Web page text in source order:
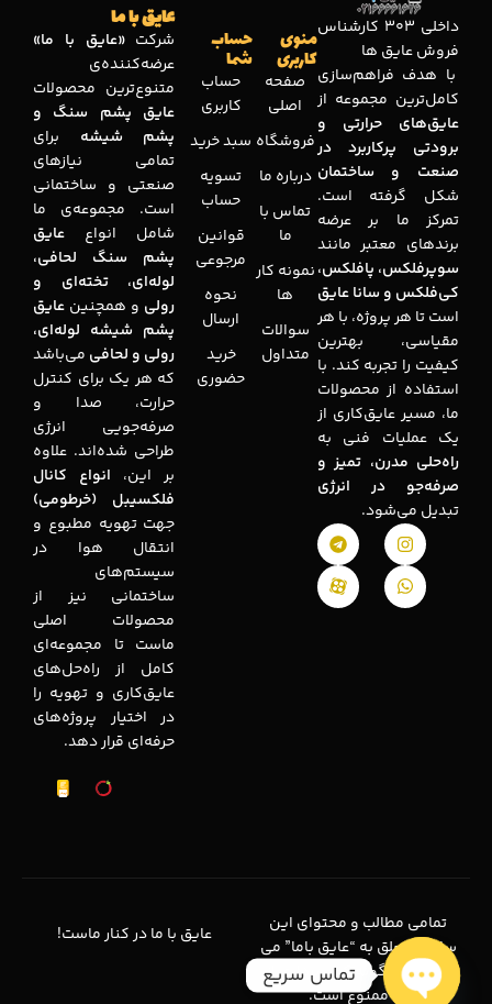
داخلی 303 کارشناس
فروش عایق ها
با هدف فراهم‌سازی
کامل‌ترین مجموعه‌ از
عایق‌های حرارتی و
برودتی پرکاربرد در
صنعت و ساختمان
شکل گرفته است.
تمرکز ما بر عرضه
برندهای معتبر مانند
سوپرفلکس، پافلکس،
کی‌فلکس و سانا عایق
است تا هر پروژه، با هر
مقیاسی، بهترین
کیفیت را تجربه کند. با
استفاده از محصولات
ما، مسیر عایق‌کاری از
یک عملیات فنی به
راه‌حلی مدرن، تمیز و
صرفه‌جو در انرژی
تبدیل می‌شود.
منوی
کاربری
صفحه
اصلی
فروشگاه
درباره ما
تماس با
ما
نمونه کار
ها
سوالات
متداول
حساب
شما
حساب
کاربری
سبد خرید
تسویه
حساب
قوانین
مرجوعی
نحوه
ارسال
خرید
حضوری
عایق با ما
شرکت«عایق با ما»
عرضه‌کننده‌ی
متنوع‌ترین محصولات
عایق پشم سنگ و
پشم شیشه برای
تمامی نیازهای
صنعتی و ساختمانی
است. مجموعه‌ی ما
شامل انواع عایق
پشم سنگ لحافی،
لوله‌ای، تخته‌ای و
رولی و همچنین عایق
پشم شیشه لوله‌ای،
رولی و لحافی می‌باشد
که هر یک برای کنترل
حرارت، صدا و
صرفه‌جویی انرژی
طراحی شده‌اند. علاوه
بر این، انواع کانال
فلکسیبل (خرطومی)
جهت تهویه مطبوع و
انتقال هوا در
سیستم‌های
ساختمانی نیز از
محصولات اصلی
ماست تا مجموعه‌ای
کامل از راه‌حل‌های
عایق‌کاری و تهویه را
در اختیار پروژه‌های
حرفه‌ای قرار دهد.
تمامی مطالب و محتوای این
سایت متعلق به “عایق باما” می
باشد و هرگونه کپی برداری از
آن ممنوع است.
عایق با ما در کنار ماست!
تماس سریع